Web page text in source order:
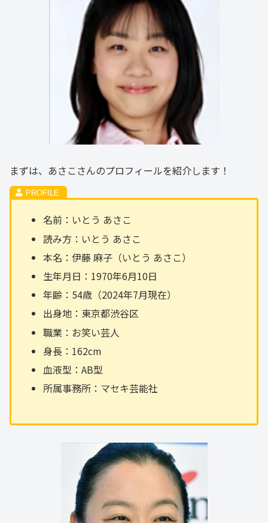
まずは、あさこさんのプロフィールを紹介します！
名前：いとう あさこ
読み方：いとう あさこ
本名：伊藤 麻子（いとう あさこ）
生年月日：1970年6月10日
年齢：54歳（2024年7月現在）
出身地：東京都渋谷区
職業：お笑い芸人
身長：162cm
血液型：AB型
所属事務所：マセキ芸能社